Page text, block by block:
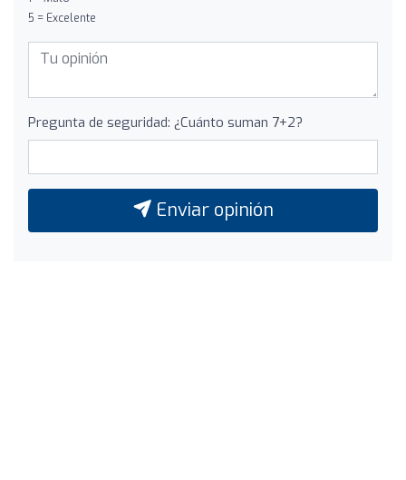
5 = Excelente
Pregunta de seguridad: ¿Cuánto suman 7+2?
Enviar opinión